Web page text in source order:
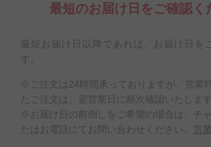
最短のお届け日をご確認く
最短お届け日以降であれば、お届け日を
す。
※ご注文は24時間承っておりますが、営業
たご注文は、翌営業日に順次確認いたします
※お届け日の前倒しをご希望の場合は、チ
たはお電話にてお問い合わせください。
営